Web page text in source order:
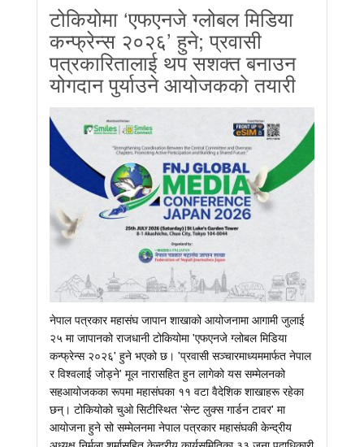
टोकियोमा ‘एफएनजे ग्लोबल मिडिया
कन्फ्रेन्स २०२६’ हुने; प्रवासी
पत्रकारितालाई थप सशक्त बनाउन
योगदान पुर्याउने आयोजकको तयारी
नेपाल पत्रकार महासंघ जापान शाखाको आयोजनामा आगामी जुलाई
२५ मा जापानको राजधानी टोकियोमा 'एफएनजे ग्लोबल मिडिया
कन्फ्रेन्स २०२६' हुने भएको छ। 'प्रवासी सञ्चारमाध्यममार्फत नेपाल
र विश्वलाई जोड्ने' मूल नारासहित हुन लागेको यस सम्मेलनको
सहआयोजकका रूपमा महासंघका ११ वटा वैदेशिक शाखाहरू रहेका
छन्। टोकियोको चुओ सिटीस्थित 'सेन्ट लुक्स गार्डन टावर' मा
आयोजना हुने सो सम्मेलनमा नेपाल पत्रकार महासंघकी केन्द्रीय